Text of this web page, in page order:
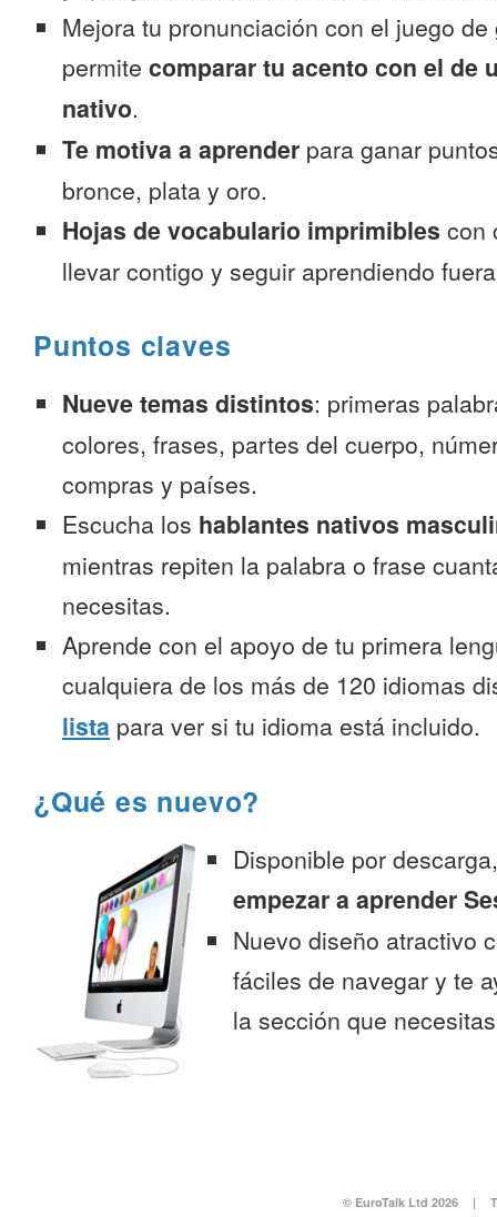
Mejora tu pronunciación con el juego
permite comparar tu acento con el de
nativo.
Te motiva a aprender para ganar
bronce, plata y oro.
Hojas de vocabulario imprimibles con
llevar contigo y seguir aprendiendo
Puntos claves
Nueve temas distintos: primeras
colores, frases, partes del cuerpo,
compras y países.
Escucha los hablantes nativos
mientras repiten la palabra o frase
necesitas.
Aprende con el apoyo de tu primera
cualquiera de los más de 120 idiomas
lista para ver si tu idioma está incluido.
¿Qué es nuevo?
Disponible por
empezar a aprender
Nuevo diseño atractivo
fáciles de navegar y te
la sección que
© EuroTalk Ltd 2026 |